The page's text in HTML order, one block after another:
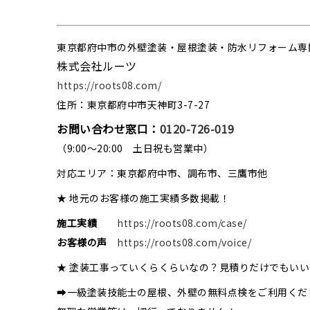
東京都府中市の外壁塗装・屋根塗装・防水リフォーム専
株式会社ルーツ
https://roots08.com/
住所：東京都府中市天神町3-7-27
お問い合わせ窓口： 0120-726-019
（9:00～20:00 土日祝も営業中）
対応エリア：東京都府中市、調布市、三鷹市他
★ 地元のお客様の施工実績多数掲載！
施工実績
https://roots08.com/case/
お客様の声
https://roots08.com/voice/
★ 塗装工事っていくらくらいなの？見積りだけでもい
➡一級塗装技能士の屋根、外壁の無料点検をご利用くだ